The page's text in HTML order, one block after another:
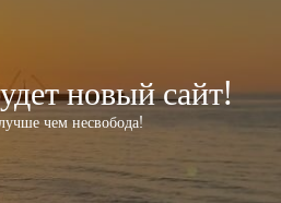
новый сайт!
чем несвобода!